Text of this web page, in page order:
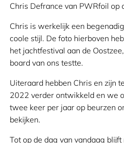
Chris Defrance van PWRfoil op
Chris is werkelijk een
coole stijl. De foto hierboven
het jachtfestival aan de
board van ons testte.
Uiteraard hebben Chris en zijn
2022 verder ontwikkeld en we
twee keer per jaar op beurzen
bekijken.
Tot op de dag van vandaag